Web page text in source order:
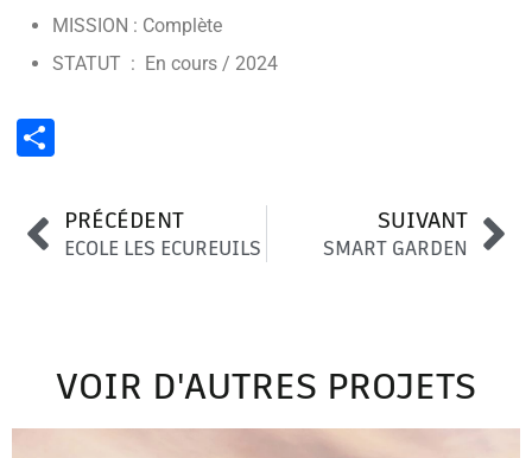
MISSION : Complète
STATUT : En cours / 2024
PRÉCÉDENT
ECOLE LES ECUREUILS
SUIVANT
SMART GARDEN
VOIR D'AUTRES PROJETS